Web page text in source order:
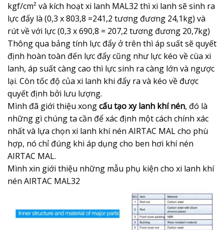
kgf/cm² và kích hoạt xi lanh MAL32 thì xi lanh sẽ sinh ra
lực đẩy là (0,3 x 803,8 =241,2 tương đương 24,1kg) và
rút về với lực (0,3 x 690,8 = 207,2 tương đương 20,7kg)
Thông qua bảng tính lực đẩy ở trên thì áp suất sẽ quyết
định hoàn toàn đến lực đẩy cũng như lực kéo về cùa xi
lanh, áp suất càng cao thì lực sinh ra càng lớn và ngược
lại. Còn tốc độ của xi lanh khi đẩy ra và kéo về được
quyết định bởi lưu lượng.
Mình đã giới thiệu xongcấu tạo xy lanh khí nén, đó là
những gì chúng ta cần để xác định một cách chính xác
nhất và lựa chọn xi lanh khí nén AIRTAC MAL cho phù
hợp, nó chỉ đúng khi áp dụng cho ben hơi khí nén
AIRTAC MAL.
Mình xin giới thiệu những mẫu phụ kiện cho xi lanh khí
nén AIRTAC MAL32